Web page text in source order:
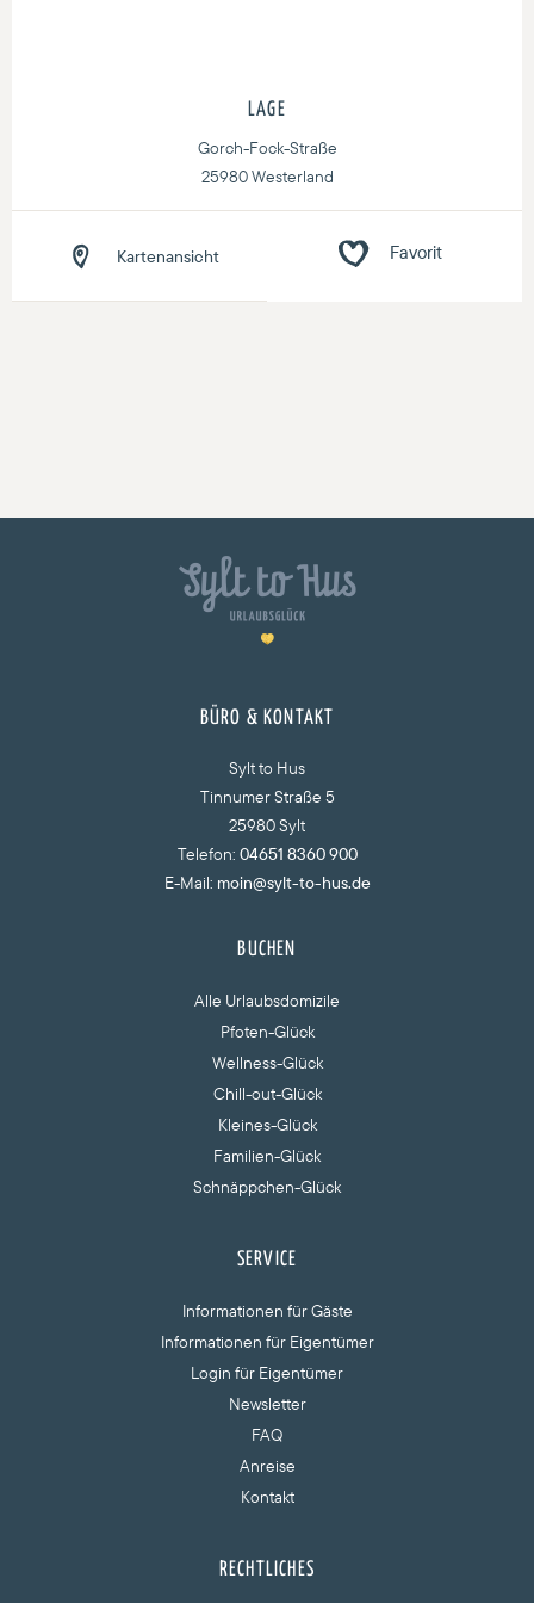
LAGE
Gorch-Fock-Straße
25980 Westerland
Kartenansicht
BÜRO & KONTAKT
Sylt to Hus
Tinnumer Straße 5
25980 Sylt
Telefon: 04651 8360 900
E-Mail: moin@sylt-to-hus.de
BUCHEN
Alle Urlaubsdomizile
Pfoten-Glück
Wellness-Glück
Chill-out-Glück
Kleines-Glück
Familien-Glück
Schnäppchen-Glück
SERVICE
Informationen für Gäste
Informationen für Eigentümer
Login für Eigentümer
Newsletter
FAQ
Anreise
Kontakt
RECHTLICHES